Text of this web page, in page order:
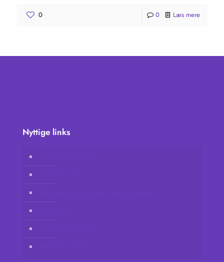
0 0 Læs mere
Nyttige links